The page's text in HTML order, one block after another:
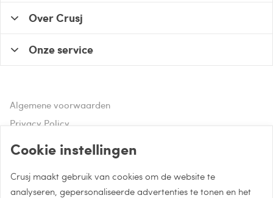
Hulp of advies nodig?
Over Crusj
Onze service
Algemene voorwaarden
Privacy Policy
Disclaimer
Cookie instellingen
Crusj maakt gebruik van cookies om de website te
analyseren, gepersonaliseerde advertenties te tonen en het